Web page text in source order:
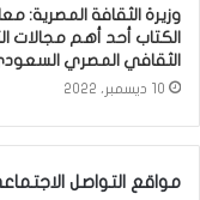
وزيرة الثقافة المصرية:
الكتاب أحد أهم مجالات
الثقافي المصري
10 ديسمبر، 2022
مواقع التواصل